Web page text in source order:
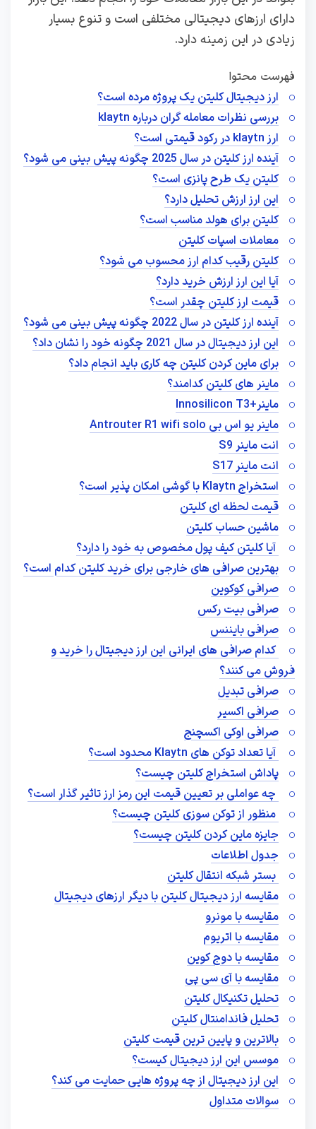
دارای ارزهای دیجیتالی مختلفی است و تنوع بسیار
زیادی در این زمینه دارد.
فهرست محتوا
ارز دیجیتال کلیتن یک پروژه مرده است؟
بررسی نظرات معامله گران درباره klaytn
ارز klaytn در رکود قیمتی است؟
آینده ارز کلیتن در سال 2025 چگونه پیش بینی می شود؟
کلیتن یک طرح پانزی است؟
این ارز ارزش تحلیل دارد؟
کلیتن برای هولد مناسب است؟
معاملات اسپات کلیتن
کلیتن رقیب کدام ارز محسوب می شود؟
آیا این ارز ارزش خرید دارد؟
قیمت ارز کلیتن چقدر است؟
آینده ارز کلیتن در سال 2022 چگونه پیش بینی می شود؟
این ارز دیجیتال در سال 2021 چگونه خود را نشان داد؟
برای ماین کردن کلیتن چه کاری باید انجام داد؟
ماینر های کلیتن کدامند؟
ماینر+Innosilicon T3
ماینر یو اس بی Antrouter R1 wifi solo
انت ماینر S9
انت ماینر S17
استخراج Klaytn با گوشی امکان پذیر است؟
قیمت لحظه ای کلیتن
ماشین حساب کلیتن
آیا کلیتن کیف پول مخصوص به خود را دارد؟
بهترین صرافی های خارجی برای خرید کلیتن کدام است؟
صرافی کوکوین
صرافی بیت رکس
صرافی بایننس
کدام صرافی های ایرانی این ارز دیجیتال را خرید و
فروش می کنند؟
صرافی تبدیل
صرافی اکسیر
صرافی اوکی اکسچنج
آیا تعداد توکن های Klaytn محدود است؟
پاداش استخراج کلیتن چیست؟
چه عواملی بر تعیین قیمت این رمز ارز تاثیر گذار است؟
منظور از توکن سوزی کلیتن چیست؟
جایزه ماین کردن کلیتن چیست؟
جدول اطلاعات
بستر شبکه انتقال کلیتن
مقایسه ارز دیجیتال کلیتن با دیگر ارزهای دیجیتال
مقایسه با مونرو
مقایسه با اتریوم
مقایسه با دوج کوین
مقایسه با آی سی پی
تحلیل تکنیکال کلیتن
تحلیل فاندامنتال کلیتن
بالاترین و پایین ترین قیمت کلیتن
موسس این ارز دیجیتال کیست؟
این ارز دیجیتال از چه پروژه هایی حمایت می کند؟
سوالات متداول